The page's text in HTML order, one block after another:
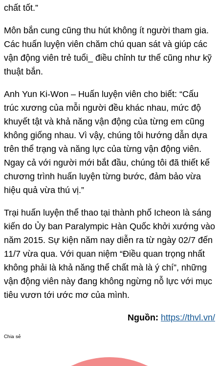
chất tốt.”
Môn bắn cung cũng thu hút không ít người tham gia.
Các huấn luyện viên chăm chú quan sát và giúp các
vận động viên trẻ tuổi_ điều chỉnh tư thế cũng như kỹ
thuật bắn.
Anh Yun Ki-Won – Huấn luyện viên cho biết: “Cấu
trúc xương của mỗi người đều khác nhau, mức độ
khuyết tật và khả năng vận động của từng em cũng
không giống nhau. Vì vậy, chúng tôi hướng dẫn dựa
trên thể trạng và năng lực của từng vận động viên.
Ngay cả với người mới bắt đầu, chúng tôi đã thiết kế
chương trình huấn luyện từng bước, đảm bảo vừa
hiệu quả vừa thú vị.”
Trại huấn luyện thể thao tại thành phố Icheon là sáng
kiến ​​do Ủy ban Paralympic Hàn Quốc khởi xướng vào
năm 2015. Sự kiện năm nay diễn ra từ ngày 02/7 đến
11/7 vừa qua. Với quan niệm “Điều quan trọng nhất
không phải là khả năng thể chất mà là ý chí”, những
vận động viên này đang không ngừng nỗ lực với mục
tiêu vươn tới ước mơ của mình.
Nguồn: https://thvl.vn/
Chia sẻ